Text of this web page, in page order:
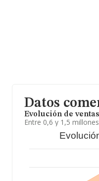
Datos
Evolución de
Entre 0,6 y 1,5